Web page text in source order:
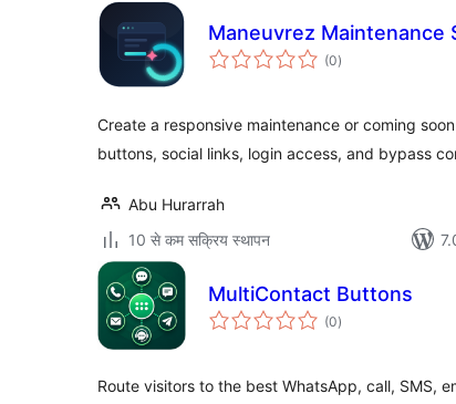
Maneuvrez Maintenance
(0कुल
दर)
Create a responsive maintenance or coming
buttons, social links, login access, and bypass
Abu Hurarrah
10 से कम सक्रिय स्थापन
MultiContact Buttons
(0कुल
दर)
Route visitors to the best WhatsApp, call, SMS,